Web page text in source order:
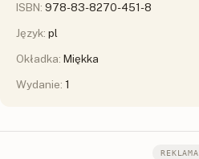
ISBN: 978-83-8270-451-8
Język: pl
Okładka: Miękka
Wydanie: 1
REKLAMA